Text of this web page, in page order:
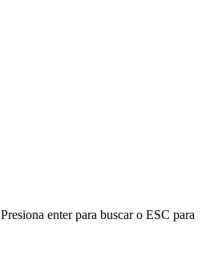
Presiona enter para buscar o ESC para